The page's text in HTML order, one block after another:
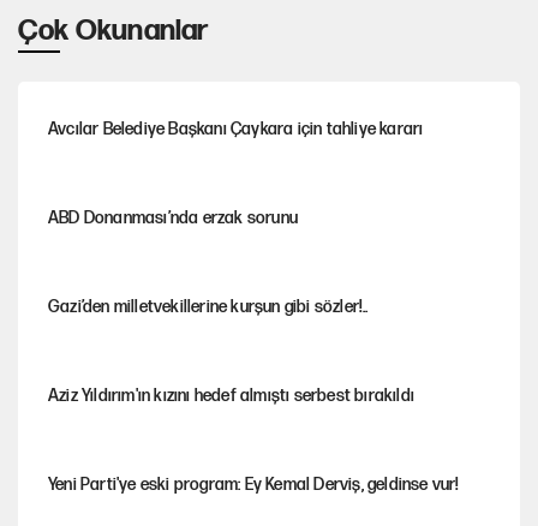
Çok Okunanlar
Avcılar Belediye Başkanı Çaykara için tahliye kararı
ABD Donanması’nda erzak sorunu
Gazi’den milletvekillerine kurşun gibi sözler!..
Aziz Yıldırım'ın kızını hedef almıştı serbest bırakıldı
Yeni Parti'ye eski program: Ey Kemal Derviş, geldinse vur!